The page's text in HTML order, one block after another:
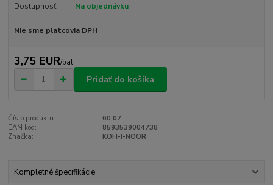
Dostupnosť Na objednávku
Nie sme platcovia DPH
3,75 EUR/bal
Pridať do košíka
Číslo produktu:
60.07
EAN kód:
8593539004738
Značka:
KOH-I-NOOR
Kompletné špecifikácie